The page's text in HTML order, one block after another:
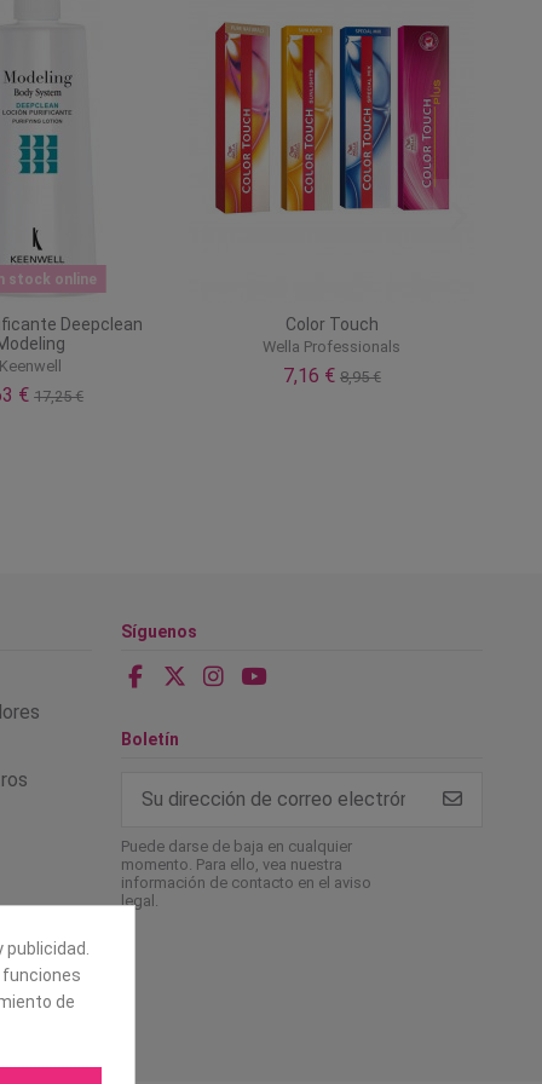
stock online
Deepclean
Keenwell
€17,25 €
Color Touch
Wella Professionals
7,16 € 8,95 €
Síguenos
Boletín
Puede darse de baja en cualquier
momento. Para ello, vea nuestra
información de contacto en el aviso
legal.
publicidad.
de